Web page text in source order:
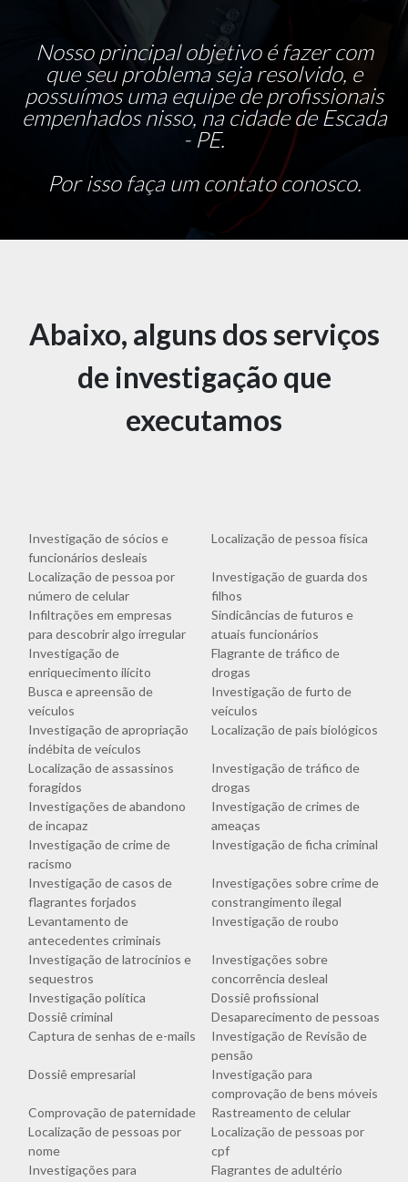
Nosso principal objetivo é fazer com
que seu problema seja resolvido, e
possuímos uma equipe de profissionais
empenhados nisso, na cidade de Escada
- PE.
Por isso faça um contato conosco.
Abaixo, alguns dos serviços
de investigação que
executamos
Investigação de sócios e
funcionários desleais
Localização de pessoa física
Localização de pessoa por
número de celular
Investigação de guarda dos
filhos
Infiltrações em empresas
para descobrir algo irregular
Sindicâncias de futuros e
atuais funcionários
Investigação de
enriquecimento ilícito
Flagrante de tráfico de
drogas
Busca e apreensão de
veículos
Investigação de furto de
veículos
Investigação de apropriação
indébita de veículos
Localização de pais biológicos
Localização de assassinos
foragidos
Investigação de tráfico de
drogas
Investigações de abandono
de incapaz
Investigação de crimes de
ameaças
Investigação de crime de
racismo
Investigação de ficha criminal
Investigação de casos de
flagrantes forjados
Investigações sobre crime de
constrangimento ilegal
Levantamento de
antecedentes criminais
Investigação de roubo
Investigação de latrocínios e
sequestros
Investigações sobre
concorrência desleal
Investigação política
Dossiê profissional
Dossiê criminal
Desaparecimento de pessoas
Captura de senhas de e-mails
Investigação de Revisão de
pensão
Dossiê empresarial
Investigação para
comprovação de bens móveis
Comprovação de paternidade
Rastreamento de celular
Localização de pessoas por
nome
Localização de pessoas por
cpf
Investigações para
Flagrantes de adultério